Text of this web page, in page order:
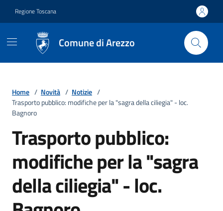
Regione Toscana
Comune di Arezzo
Home / Novità / Notizie /
Trasporto pubblico: modifiche per la "sagra della ciliegia" - loc.
Bagnoro
Trasporto pubblico:
modifiche per la "sagra
della ciliegia" - loc.